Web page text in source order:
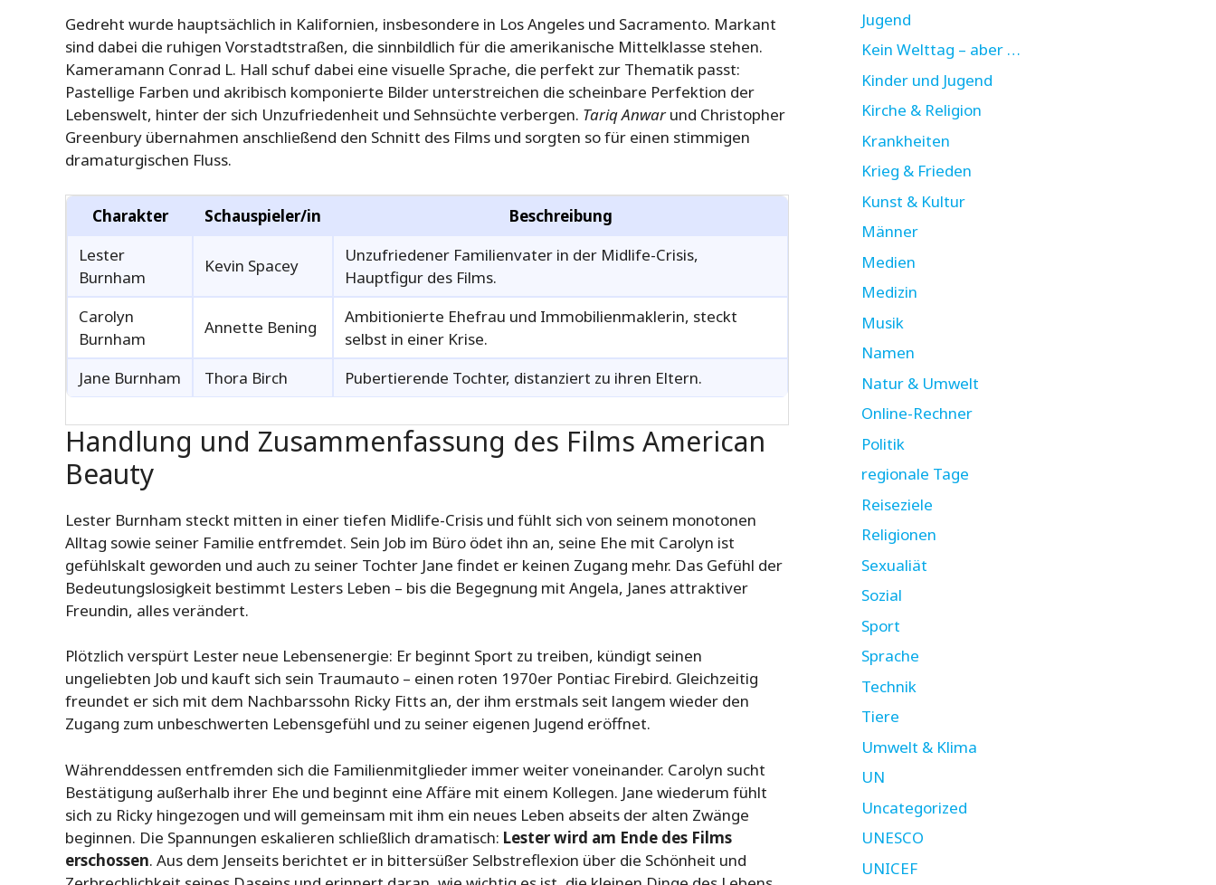
Gedreht wurde hauptsächlich in Kalifornien, insbesondere in Los Angeles und Sacramento. Markant
sind dabei die ruhigen Vorstadtstraßen, die sinnbildlich für die amerikanische Mittelklasse stehen.
Kameramann Conrad L. Hall schuf dabei eine visuelle Sprache, die perfekt zur Thematik passt:
Pastellige Farben und akribisch komponierte Bilder unterstreichen die scheinbare Perfektion der
Lebenswelt, hinter der sich Unzufriedenheit und Sehnsüchte verbergen. Tariq Anwarund Christopher
Greenbury übernahmen anschließend den Schnitt des Films und sorgten so für einen stimmigen
dramaturgischen Fluss.
Charakter Schauspieler/in
Beschreibung
Lester
Burnham
Kevin Spacey
Unzufriedener Familienvater in der Midlife-Crisis,
Hauptfigur des Films.
Carolyn
Burnham
Annette Bening
Ambitionierte Ehefrau und Immobilienmaklerin, steckt
selbst in einer Krise.
Jane Burnham
Thora Birch Pubertierende Tochter, distanziert zu ihren Eltern.
Handlung und Zusammenfassung des Films American
Beauty
Lester Burnham steckt mitten in einer tiefen Midlife-Crisis und fühlt sich von seinem monotonen
Alltag sowie seiner Familie entfremdet. Sein Job im Büro ödet ihn an, seine Ehe mit Carolyn ist
gefühlskalt geworden und auch zu seiner Tochter Jane findet er keinen Zugang mehr. Das Gefühl der
Bedeutungslosigkeit bestimmt Lesters Leben – bis die Begegnung mit Angela, Janes attraktiver
Freundin, alles verändert.
Plötzlich verspürt Lester neue Lebensenergie: Er beginnt Sport zu treiben, kündigt seinen
ungeliebten Job und kauft sich sein Traumauto – einen roten 1970er Pontiac Firebird. Gleichzeitig
freundet er sich mit dem Nachbarssohn Ricky Fitts an, der ihm erstmals seit langem wieder den
Zugang zum unbeschwerten Lebensgefühl und zu seiner eigenen Jugend eröffnet.
Währenddessen entfremden sich die Familienmitglieder immer weiter voneinander. Carolyn sucht
Bestätigung außerhalb ihrer Ehe und beginnt eine Affäre mit einem Kollegen. Jane wiederum fühlt
sich zu Ricky hingezogen und will gemeinsam mit ihm ein neues Leben abseits der alten Zwänge
beginnen. Die Spannungen eskalieren schließlich dramatisch: Lester wird am Ende des Films
erschossen. Aus dem Jenseits berichtet er in bittersüßer Selbstreflexion über die Schönheit und
Jugend
Kein Welttag – aber …
Kinder und Jugend
Kirche & Religion
Krankheiten
Krieg & Frieden
Kunst & Kultur
Männer
Medien
Medizin
Musik
Namen
Natur & Umwelt
Online-Rechner
Politik
regionale Tage
Reiseziele
Religionen
Sexualiät
Sozial
Sport
Sprache
Technik
Tiere
Umwelt & Klima
UN
Uncategorized
UNESCO
UNICEF